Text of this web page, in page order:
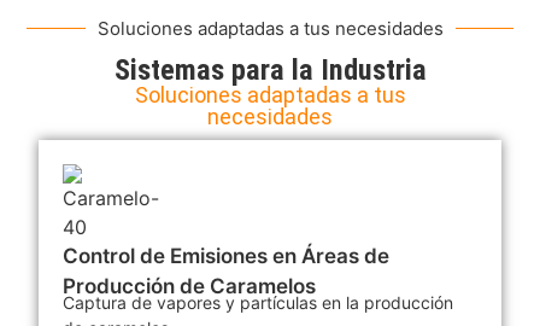
Soluciones adaptadas a tus necesidades
Sistemas para la Industria
Soluciones adaptadas a tus
necesidades
Control de Emisiones en Áreas de
Producción de Caramelos
Captura de vapores y partículas en la producción